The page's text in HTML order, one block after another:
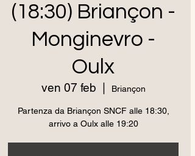
(18:30) Briançon -
Monginevro -
Oulx
ven 07 feb Briançon
Partenza da Briançon SNCF alle 18:30,
arrivo a Oulx alle 19:20